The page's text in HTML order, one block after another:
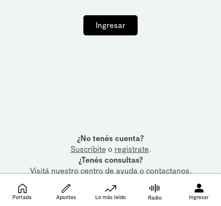
Ingresar
¿No tenés cuenta?
Suscribite o registrate.
¿Tenés consultas?
Visitá nuestrocentro de ayudaocontactanos.
Portada Apuntes Lo más leído Radio Ingresar